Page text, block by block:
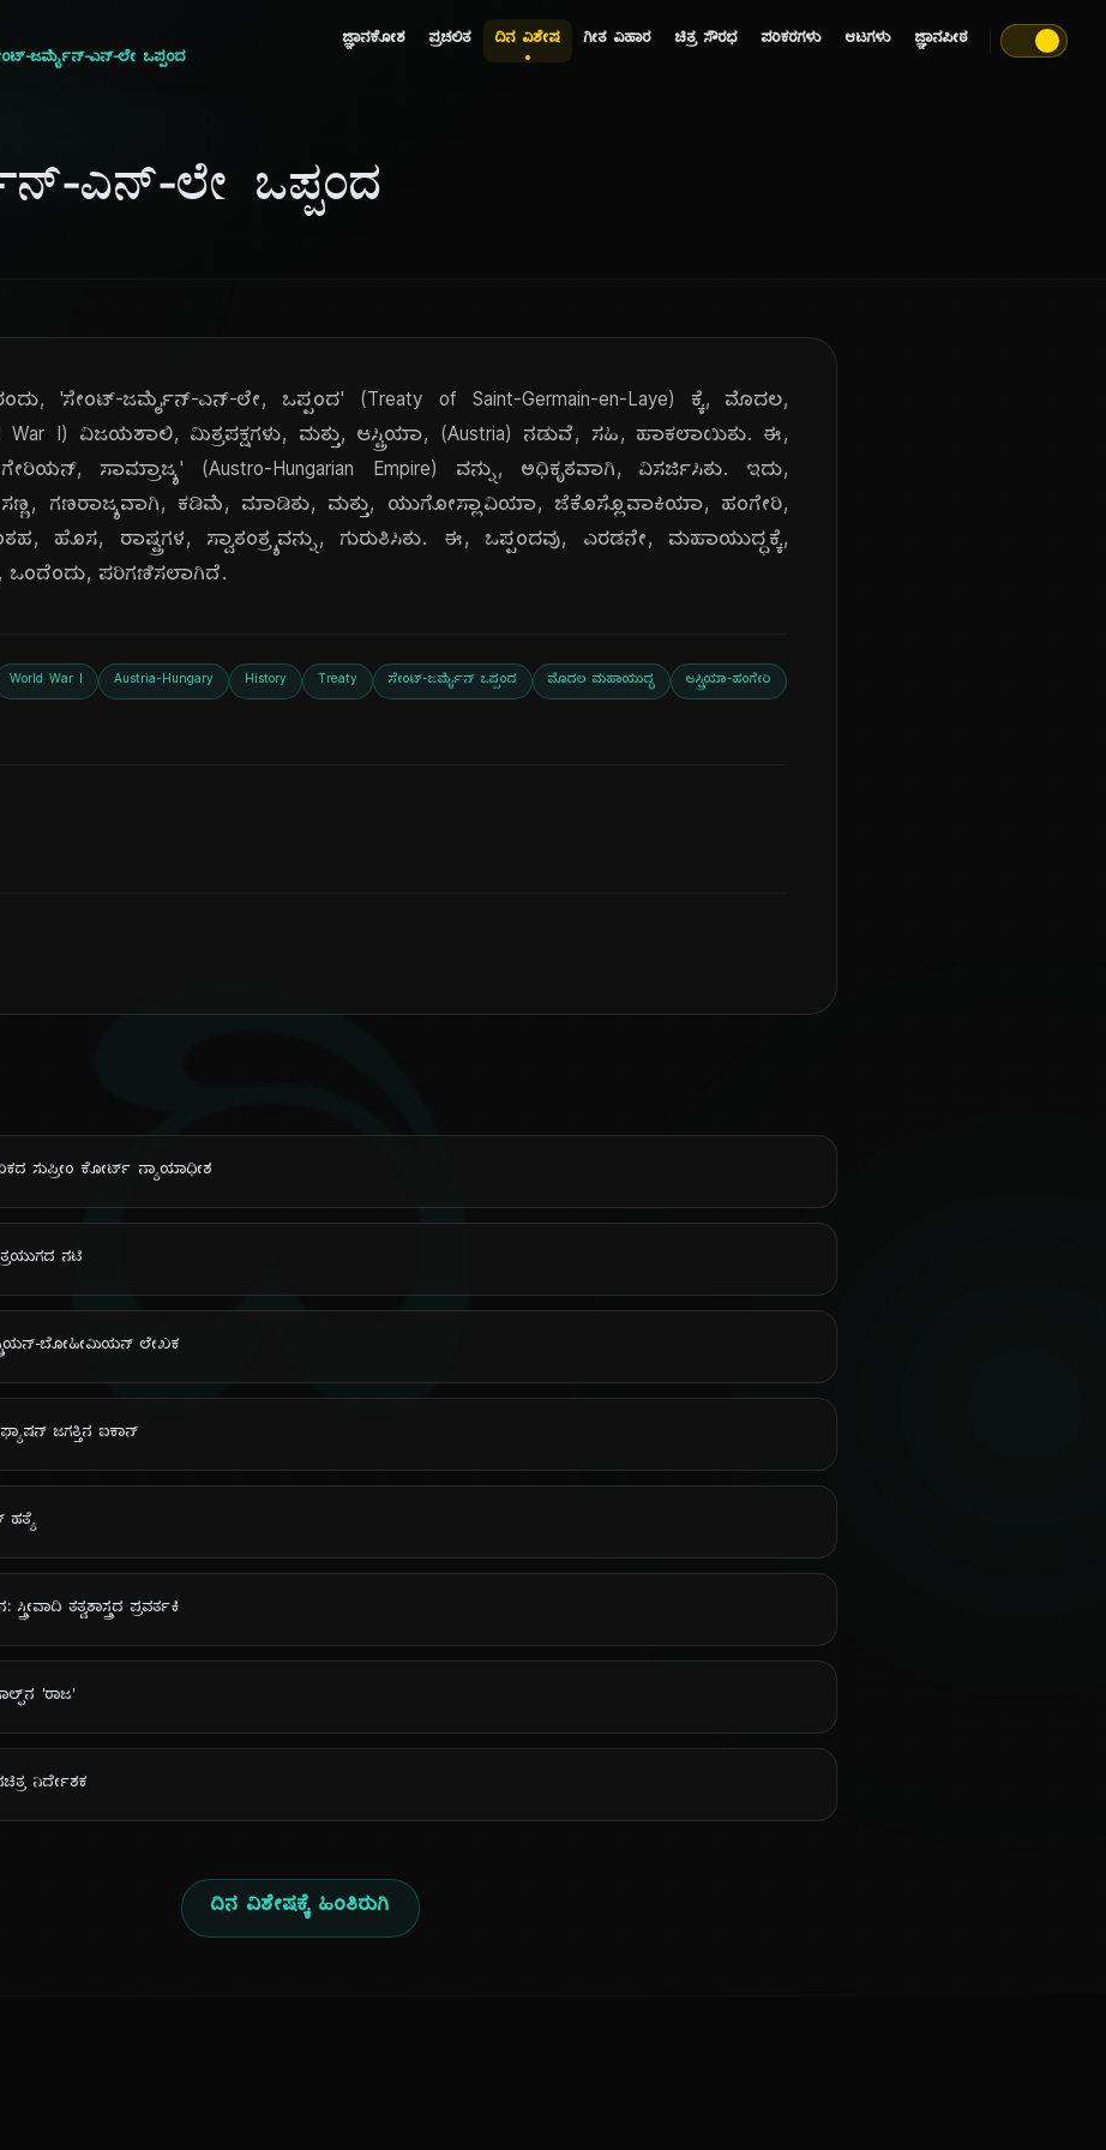
ಜ್ಞಾನಕೋಶ ಪ್ರಚಲಿತ ದಿನ ವಿಶೇಷ ಗೀತ ವಿಹಾರ ಚಿತ್ರ ಸೌರಭ ಪರಿಕರಗಳು ಆಟಗಳು ಜ್ಞಾನಪೀಠ
ದಿ
ಜರ್ಮೈನ್-ಎನ್-ಲೇ ಒಪ್ಪಂದ
ಎನ್-ಲೇ ಒಪ್ಪಂದ
'ಸೇಂಟ್-ಜರ್ಮೈನ್-ಎನ್-ಲೇ, ಒಪ್ಪಂದ' (Treaty of Saint-Germain-en-Laye) ಕ್ಕೆ, ಮೊದಲ,
I) ವಿಜಯಶಾಲಿ, ಮಿತ್ರಪಕ್ಷಗಳು, ಮತ್ತು, ಆಸ್ಟ್ರಿಯಾ, (Austria) ನಡುವೆ, ಸಹಿ, ಹಾಕಲಾಯಿತು. ಈ,
ಸಾಮ್ರಾಜ್ಯ' (Austro-Hungarian Empire) ವನ್ನು, ಅಧಿಕೃತವಾಗಿ, ವಿಸರ್ಜಿಸಿತು. ಇದು,
ಸಣ್ಣ, ಗಣರಾಜ್ಯವಾಗಿ, ಕಡಿಮೆ, ಮಾಡಿತು, ಮತ್ತು, ಯುಗೋಸ್ಲಾವಿಯಾ, ಜೆಕೊಸ್ಲೊವಾಕಿಯಾ, ಹಂಗೇರಿ,
ಹೊಸ, ರಾಷ್ಟ್ರಗಳ, ಸ್ವಾತಂತ್ರ್ಯವನ್ನು, ಗುರುತಿಸಿತು. ಈ, ಒಪ್ಪಂದವು, ಎರಡನೇ, ಮಹಾಯುದ್ಧಕ್ಕೆ,
ಒಂದೆಂದು, ಪರಿಗಣಿಸಲಾಗಿದೆ.
World War I Austria-Hungary History Treaty ಸೇಂಟ್-ಜರ್ಮೈನ್ ಒಪ್ಪಂದ ಮೊದಲ ಮಹಾಯುದ್ಧ ಆಸ್ಟ್ರಿಯಾ-ಹಂಗೇರಿ
ಸುಪ್ರೀಂ ಕೋರ್ಟ್ ನ್ಯಾಯಾಧೀಶ
ನಟಿ
ಬೋಹೀಮಿಯನ್ ಲೇಖಕ
ಜಗತ್ತಿನ ಐಕಾನ್
ಹತ್ಯೆ
ತತ್ವಶಾಸ್ತ್ರದ ಪ್ರವರ್ತಕಿ
'ರಾಜ'
ನಿರ್ದೇಶಕ
ದಿನ ವಿಶೇಷಕ್ಕೆ ಹಿಂತಿರುಗಿ